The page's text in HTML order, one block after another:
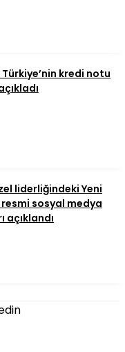
Türkiye’nin kredi notu
liderliğindeki Yeni
resmi sosyal medya
açıklandı